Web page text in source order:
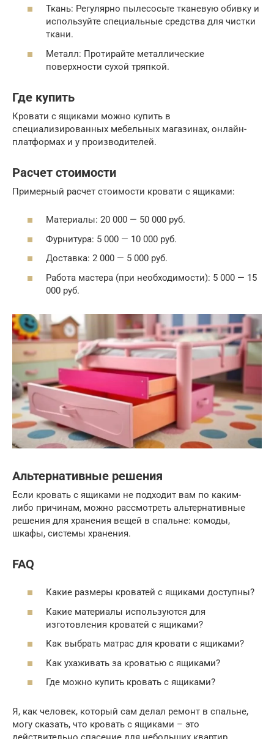
Ткань: Регулярно пылесосьте тканевую обивку и
используйте специальные средства для чистки
ткани.
Металл: Протирайте металлические
поверхности сухой тряпкой.
Где купить
Кровати с ящиками можно купить в
специализированных мебельных магазинах, онлайн-
платформах и у производителей.
Расчет стоимости
Примерный расчет стоимости кровати с ящиками:
Материалы: 20 000 — 50 000 руб.
Фурнитура: 5 000 — 10 000 руб.
Доставка: 2 000 — 5 000 руб.
Работа мастера (при необходимости): 5 000 — 15
000 руб.
Альтернативные решения
Если кровать с ящиками не подходит вам по каким-
либо причинам, можно рассмотреть альтернативные
решения для хранения вещей в спальне: комоды,
шкафы, системы хранения.
FAQ
Какие размеры кроватей с ящиками доступны?
Какие материалы используются для
изготовления кроватей с ящиками?
Как выбрать матрас для кровати с ящиками?
Как ухаживать за кроватью с ящиками?
Где можно купить кровать с ящиками?
Я, как человек, который сам делал ремонт в спальне,
могу сказать, что кровать с ящиками – это